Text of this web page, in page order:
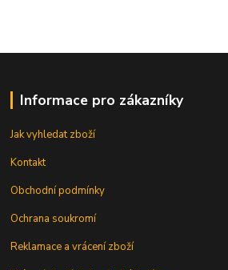
Informace pro zákazníky
Jak vyhledat zboží
Kontakt
Obchodní podmínky
Ochrana soukromí
Reklamace a vrácení zboží